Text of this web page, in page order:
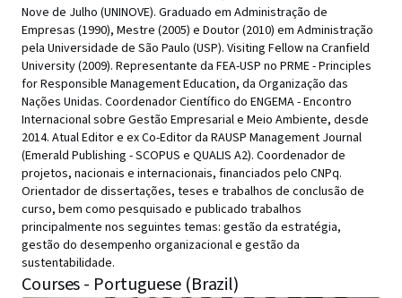
Nove de Julho (UNINOVE). Graduado em Administração de
Empresas (1990), Mestre (2005) e Doutor (2010) em Administração
pela Universidade de São Paulo (USP). Visiting Fellow na Cranfield
University (2009). Representante da FEA-USP no PRME - Principles
for Responsible Management Education, da Organização das
Nações Unidas. Coordenador Científico do ENGEMA - Encontro
Internacional sobre Gestão Empresarial e Meio Ambiente, desde
2014. Atual Editor e ex Co-Editor da RAUSP Management Journal
(Emerald Publishing - SCOPUS e QUALIS A2). Coordenador de
projetos, nacionais e internacionais, financiados pelo CNPq.
Orientador de dissertações, teses e trabalhos de conclusão de
curso, bem como pesquisado e publicado trabalhos
principalmente nos seguintes temas: gestão da estratégia,
gestão do desempenho organizacional e gestão da
sustentabilidade.
Courses - Portuguese (Brazil)